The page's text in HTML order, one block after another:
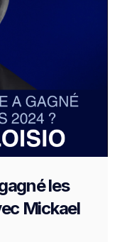
les
Mickael